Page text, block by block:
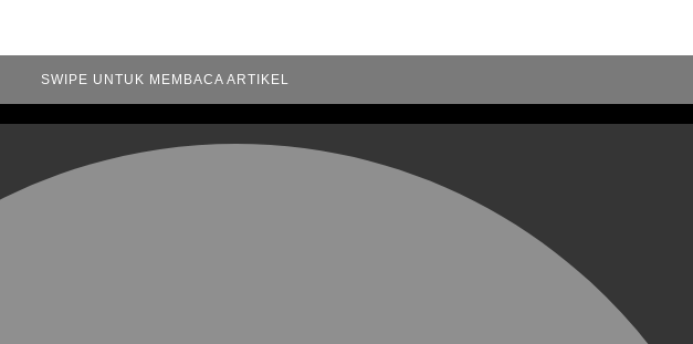
SWIPE UNTUK MEMBACA ARTIKEL